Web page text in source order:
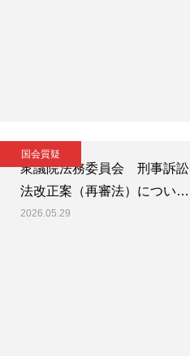
国会質疑
衆議院法務委員会 刑事訴訟
法改正案（再審法）につい…
2026.05.29